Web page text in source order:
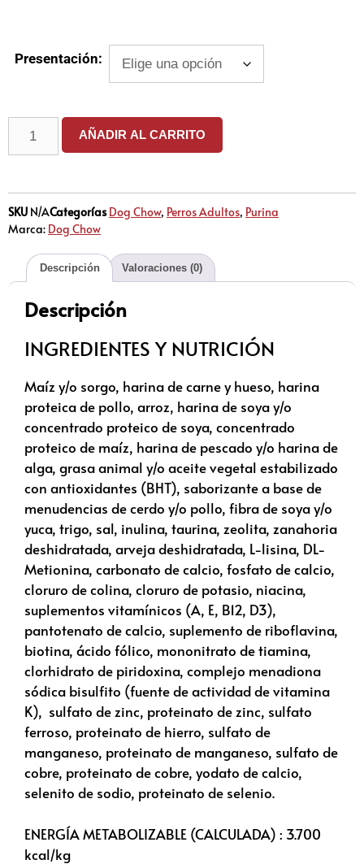
Presentación:
AÑADIR AL CARRITO
SKU N/ACategorías Dog Chow, Perros Adultos, Purina
Marca: Dog Chow
Descripción Valoraciones (0)
Descripción
INGREDIENTES Y NUTRICIÓN
Maíz y/o sorgo, harina de carne y hueso, harina
proteica de pollo, arroz, harina de soya y/o
concentrado proteico de soya, concentrado
proteico de maíz, harina de pescado y/o harina de
alga, grasa animal y/o aceite vegetal estabilizado
con antioxidantes (BHT), saborizante a base de
menudencias de cerdo y/o pollo, fibra de soya y/o
yuca, trigo, sal, inulina, taurina, zeolita, zanahoria
deshidratada, arveja deshidratada, L-lisina, DL-
Metionina, carbonato de calcio, fosfato de calcio,
cloruro de colina, cloruro de potasio, niacina,
suplementos vitamínicos (A, E, B12, D3),
pantotenato de calcio, suplemento de riboflavina,
biotina, ácido fólico, mononitrato de tiamina,
clorhidrato de piridoxina, complejo menadiona
sódica bisulfito (fuente de actividad de vitamina
K), sulfato de zinc, proteinato de zinc, sulfato
ferroso, proteinato de hierro, sulfato de
manganeso, proteinato de manganeso, sulfato de
cobre, proteinato de cobre, yodato de calcio,
selenito de sodio, proteinato de selenio.
ENERGÍA METABOLIZABLE (CALCULADA) : 3.700
kcal/kg